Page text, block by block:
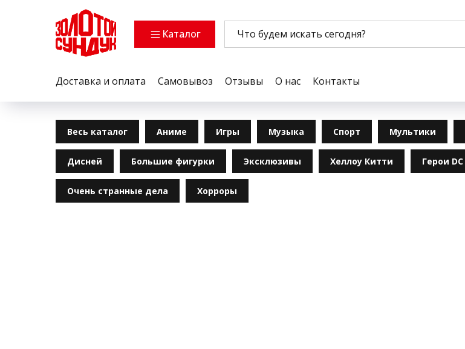
Каталог
Доставка и оплата Самовывоз Отзывы О нас Контакты
Весь каталог Аниме Игры Музыка Спорт Мультики
Дисней Большие фигурки Эксклюзивы Хеллоу Китти Герои DC
Очень странные дела Хорроры